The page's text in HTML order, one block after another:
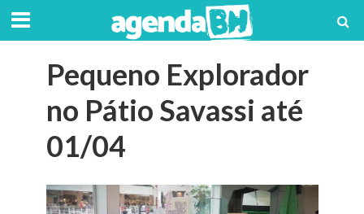
Pequeno Explorador
no Pátio Savassi até
01/04